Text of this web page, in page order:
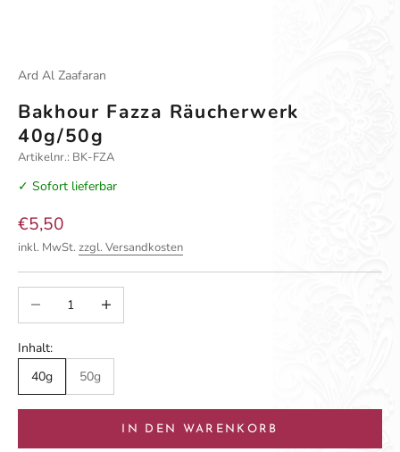
Ard Al Zaafaran
Bakhour Fazza Räucherwerk
40g/50g
Artikelnr.: BK-FZA
✓ Sofort lieferbar
Angebot
€5,50
inkl. MwSt. zzgl. Versandkosten
Anzahl verringernAnzahl erhöhen
Inhalt:
40g
50g
IN DEN WARENKORB